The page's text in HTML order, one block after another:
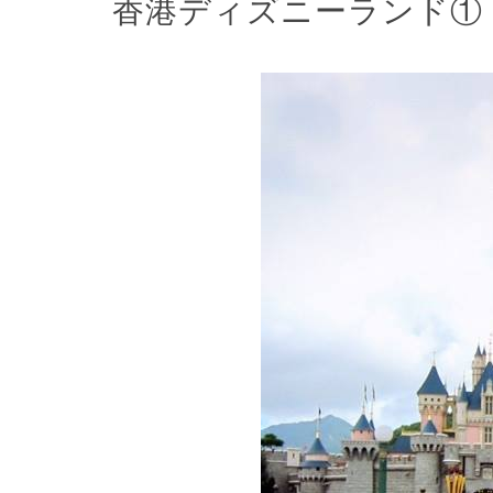
香港ディズニーランド①